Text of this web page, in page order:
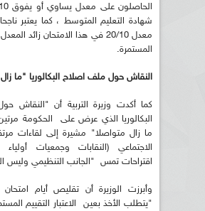
شهادة التعليم المتوسط ، كما يعتبر
معدل 20/10 في هذا الامتحان زائد
المستمرة.
النقاش حول ملف اصلاح البكالوريا "ما
كما أكدت وزيرة التربية أن "النقاش
ما زال متواصلا" مشيرة إلى لقاءات
الاجتماعي (النقابات وجمعيات أولياء
اقتراحات تمس "الجانب التنظيمي وليس
وأبرزت الوزيرة أن تقليص أيام امتحان
"يتطلب الأخذ بعين الاعتبار التقييم